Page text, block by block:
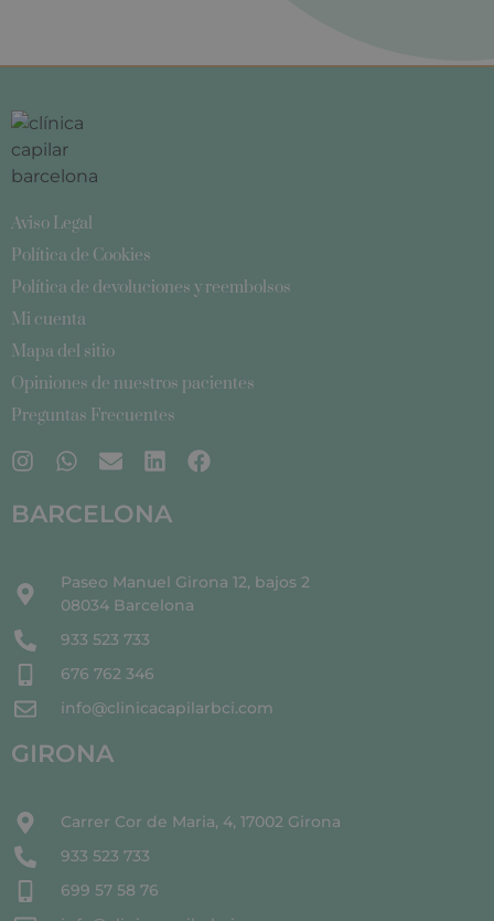
Aviso Legal
Política de Cookies
Política de devoluciones y reembolsos
Mi cuenta
Mapa del sitio
Opiniones de nuestros pacientes
Preguntas Frecuentes
BARCELONA
Paseo Manuel Girona 12, bajos 2
08034 Barcelona
933 523 733
676 762 346
info@clinicacapilarbci.com
GIRONA
Carrer Cor de Maria, 4, 17002 Girona
933 523 733
699 57 58 76